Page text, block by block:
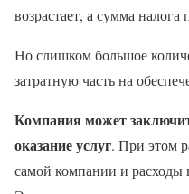
возрастает, а сумма налога
Но слишком большое
затратную часть на
Компания может
оказание услуг. При этом
самой компании и